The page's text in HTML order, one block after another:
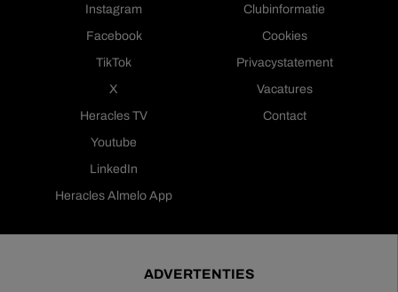
Instagram
Facebook
TikTok
X
Heracles TV
Youtube
LinkedIn
Heracles Almelo App
Clubinformatie
Cookies
Privacystatement
Vacatures
Contact
ADVERTENTIES